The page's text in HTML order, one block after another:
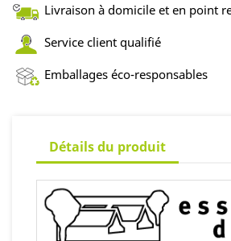
Livraison à domicile et en point
Service client qualifié
Emballages éco-responsables
Détails du produit